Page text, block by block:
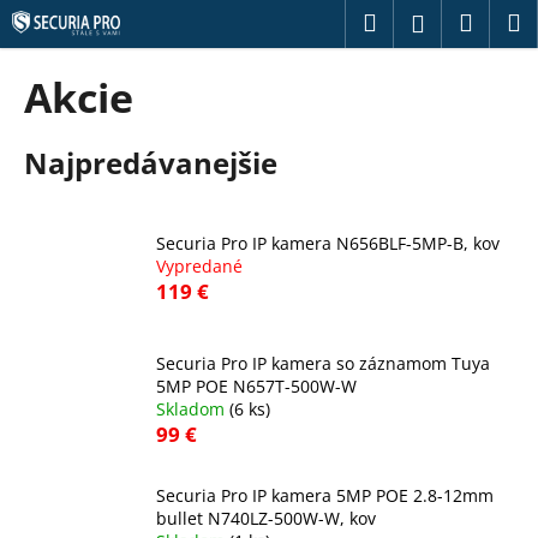
Prejsť
na
obsah
Hľadať
Akcie
Najpredávanejšie
Securia Pro IP kamera N656BLF-5MP-B, kov
Vypredané
119 €
Securia Pro IP kamera so záznamom Tuya
5MP POE N657T-500W-W
Skladom (6 ks)
99 €
Securia Pro IP kamera 5MP POE 2.8-12mm
bullet N740LZ-500W-W, kov
K
o
o